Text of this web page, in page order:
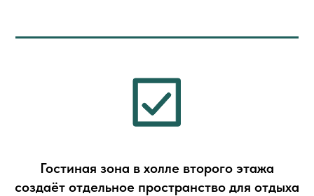
Гостиная зона в холле второго этажа
создаёт отдельное пространство для отдыха